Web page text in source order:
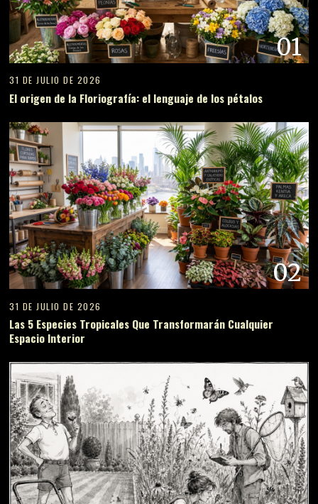
01
31 DE JULIO DE 2026
El origen de la Floriografía: el lenguaje de los pétalos
02
31 DE JULIO DE 2026
Las 5 Especies Tropicales Que Transformarán Cualquier
Espacio Interior